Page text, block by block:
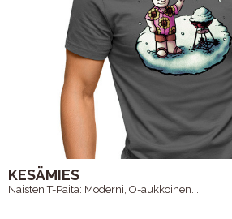
KESÄMIES
Naisten T-Paita: Moderni, O-aukkoinen...